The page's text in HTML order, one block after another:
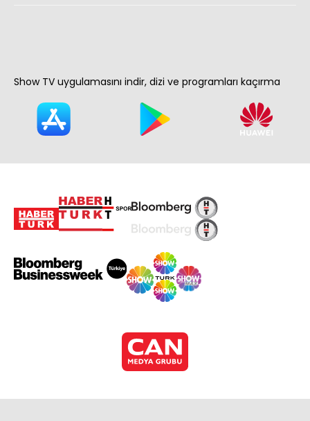
Show TV uygulamasını indir, dizi ve programları kaçırma